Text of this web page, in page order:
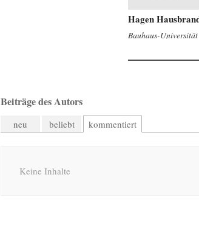
Hagen
Bauhaus-
Beiträge des Autors
neu beliebt kommentiert
Keine Inhalte